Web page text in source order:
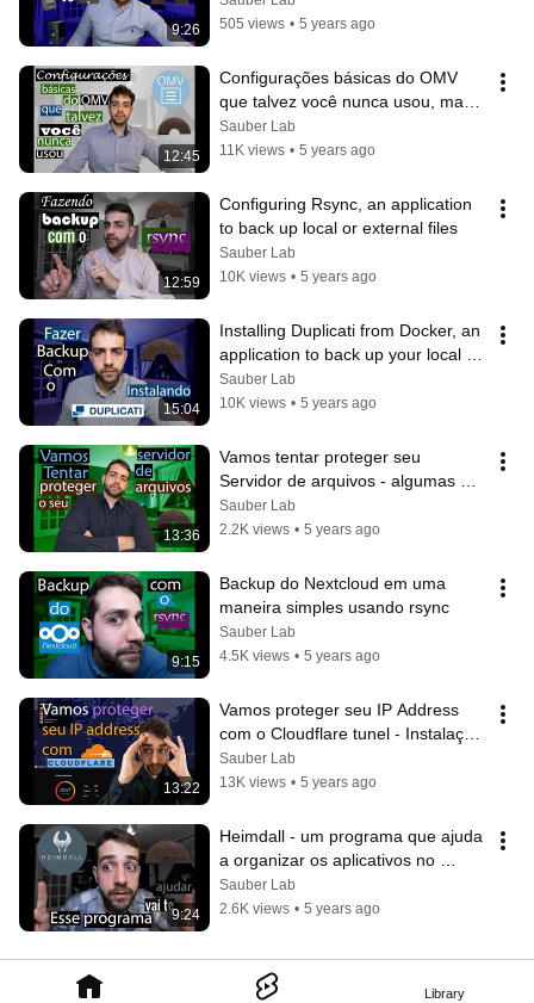
Library
9:26
Jellyfin
505 views • 5 years ago
12:45
Configurações básicas do OMV
que talvez você nunca usou, mas
vale a pena saber
Sauber Lab
11K views • 5 years ago
12:59
Configuring Rsync, an application
to back up local or external files
Sauber Lab
10K views • 5 years ago
15:04
Installing Duplicati from Docker, an
application to back up your local or
external files
Sauber Lab
10K views • 5 years ago
13:36
Vamos tentar proteger seu
Servidor de arquivos - algumas
dicas (Parte 1)
Sauber Lab
2.2K views • 5 years ago
9:15
Backup do Nextcloud em uma
maneira simples usando rsync
Sauber Lab
4.5K views • 5 years ago
13:22
Vamos proteger seu IP Address
com o Cloudflare tunel - Instalação
no Docker
Sauber Lab
13K views • 5 years ago
9:24
Heimdall - um programa que ajuda
a organizar os aplicativos no
docker
Sauber Lab
2.6K views • 5 years ago